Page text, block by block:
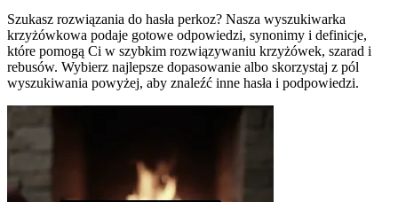
Szukasz rozwiązania do hasła perkoz? Nasza wyszukiwarka
krzyżówkowa podaje gotowe odpowiedzi, synonimy i definicje,
które pomogą Ci w szybkim rozwiązywaniu krzyżówek, szarad i
rebusów. Wybierz najlepsze dopasowanie albo skorzystaj z pól
wyszukiwania powyżej, aby znaleźć inne hasła i podpowiedzi.